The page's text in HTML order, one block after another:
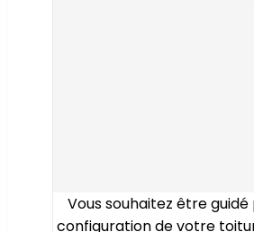
Vous souhaitez être
configuration de votre